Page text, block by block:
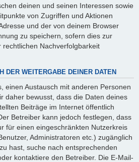
deinen und seinen Interessen sowie
von Zugriffen und Aktionen
und der von deinem Browser
zu speichern, sofern dies zur
Nachverfolgbarkeit
DER WEITERGABE DEINER DATEN
einen Austausch mit anderen Personen
daher bewusst, dass die Daten deines
Beiträge im Internet öffentlich
Betreiber kann jedoch festlegen, dass
für einen eingeschränkten Nutzerkreis
Administratoren etc.) zugänglich
hast, suche nach entsprechenden
kontaktiere den Betreiber. Die E-Mail-